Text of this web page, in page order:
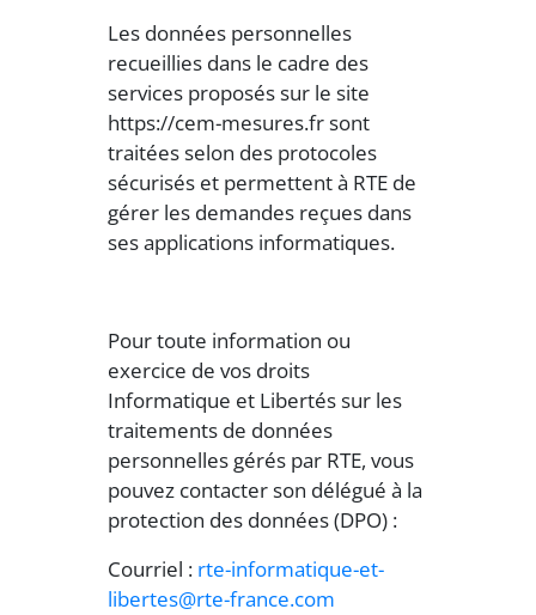
Les données personnelles
recueillies dans le cadre des
services proposés sur le site
https://cem-mesures.fr sont
traitées selon des protocoles
sécurisés et permettent à RTE de
gérer les demandes reçues dans
ses applications informatiques.
Pour toute information ou
exercice de vos droits
Informatique et Libertés sur les
traitements de données
personnelles gérés par RTE, vous
pouvez contacter son délégué à la
protection des données (DPO) :
Courriel : rte-informatique-et-
libertes@rte-france.com